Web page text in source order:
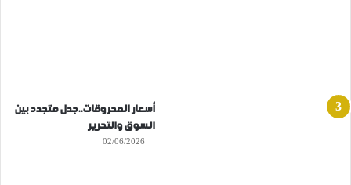
أسعار المحروقات..جدل متجدد بين
السوق والتحرير
02/06/2026